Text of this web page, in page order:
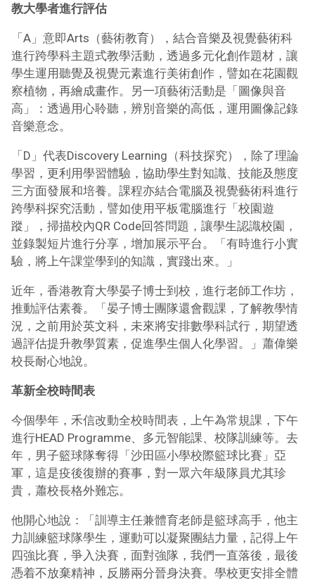
教大學者進行評估
「A」意即Arts（藝術教育），結合音樂及視覺藝術科
進行跨學科主題式教學活動，透過多元化創作題材，讓
學生運用聽覺及視覺元素進行美術創作，譬如在花園觀
察植物，再繪成畫作。另一項藝術活動是「圖像與音
高」：透過用心聆聽，辨別音樂的高低，運用圖像記錄
音樂意念。
「D」代表Discovery Learning（科技探究），除了理論
學習，更利用學習體驗，協助學生對知識、技能及態度
三方面發展和培養。課程亦結合電腦及視覺藝術科進行
跨學科探究活動，譬如使用平板電腦進行「校園遊
蹤」，掃描校內QR Code回答問題，讓學生認識校園，
並錄製短片進行分享，增加展示平台。「有時進行小實
驗，將上午課堂學到的知識，實踐出來。」
近年，香港教育大學晏子博士到校，進行老師工作坊，
推動評估素養。「晏子博士團隊還會觀課，了解教學情
況，之前用於英文科，未來將安排數學科試行，期望透
過評估提升教學質素，促進學生個人化學習。」蕭偉樂
校長耐心地說。
革新全校時間表
今個學年，禾信改動全校時間表，上午為常規課，下午
進行HEAD Programme、多元智能課、校隊訓練等。去
年，男子籃球隊奪得「沙田區小學校際籃球比賽」亞
軍，這是疫後復辦的賽事，對一眾六年級隊員尤其珍
貴，蕭校長格外難忘。
他開心地說：「訓導主任兼體育老師是籃球高手，他主
力訓練籃球隊學生，運動可以凝聚團結力量，記得上午
四強比賽，爭入決賽，面對強隊，我們一直落後，最後
憑着不放棄精神，反勝兩分晉身決賽。學校更安排全體